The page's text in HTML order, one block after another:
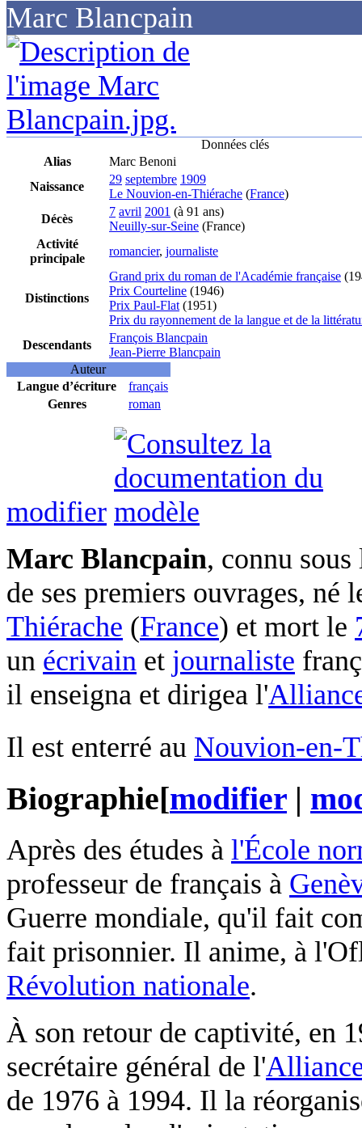
Marc Blancpain
Données clés
Alias
Marc Benoni
Naissance
29 septembre 1909
Le Nouvion-en-Thiérache (France)
Décès
7 avril 2001 (à 91 ans)
Neuilly-sur-Seine (France)
Activité
principale
romancier, journaliste
Distinctions
Grand prix du roman de l'Académie française
Prix Courteline (1946)
Prix Paul-Flat (1951)
Prix du rayonnement de la langue et de la
Descendants
François Blancpain
Jean-Pierre Blancpain
Auteur
Langue d’écriture
français
Genres
roman
modifier
Marc Blancpain, connu
de ses premiers ouvrages, né
Thiérache (France) et mort le
un écrivain et journaliste
il enseigna et dirigea l'
Il est enterré au Nouvion-en-
Biographie[modifier |
Après des études à l'École
professeur de français à
Guerre mondiale, qu'il fait
fait prisonnier. Il anime, à
Révolution nationale.
À son retour de captivité, en
secrétaire général de l'
de 1976 à 1994. Il la